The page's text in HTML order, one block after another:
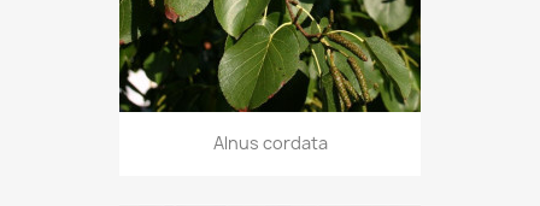
Alnus cordata